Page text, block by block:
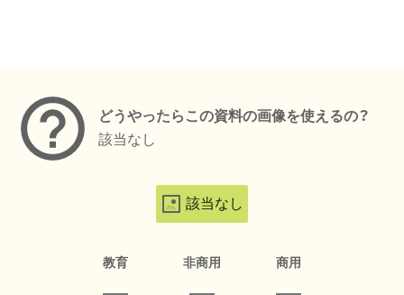
どうやったらこの資料の画像を使えるの？
該当なし
該当なし
教育 非商用 商用